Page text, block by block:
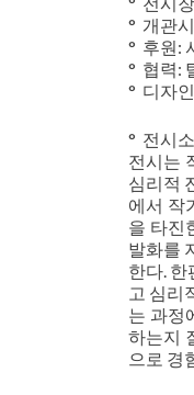
° 개관
° 후원:
° 협력:
° 디자
° 전시
전시는
심리적
에서 작
을 타진
발화를
한다.
고 심리
는 과정
하는지
으로 경